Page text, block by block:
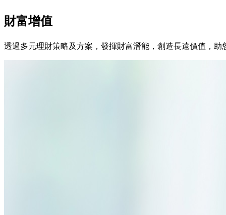
財富增值
透過多元理財策略及方案，發揮財富潛能，創造長遠價值，助